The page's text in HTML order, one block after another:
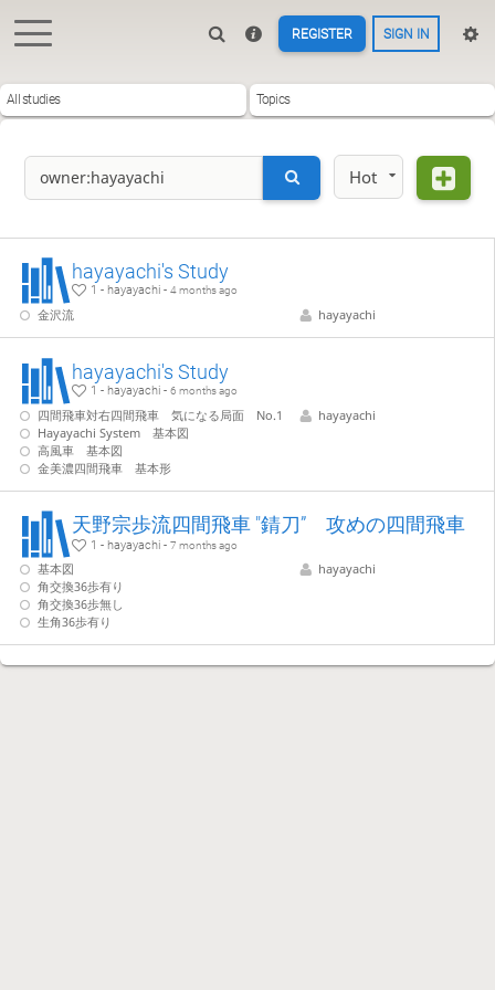
REGISTER SIGN IN
All studies Topics
Hot
hayayachi's Study
1 - hayayachi -4 months ago
金沢流 hayayachi
hayayachi's Study
1 - hayayachi -6 months ago
四間飛車対右四間飛車 気になる局面 No.1
Hayayachi System 基本図
高風車 基本図
金美濃四間飛車 基本形
hayayachi
天野宗歩流四間飛車 "錆刀” 攻めの四間飛車
1 - hayayachi -7 months ago
基本図
角交換36歩有り
角交換36歩無し
生角36歩有り
hayayachi